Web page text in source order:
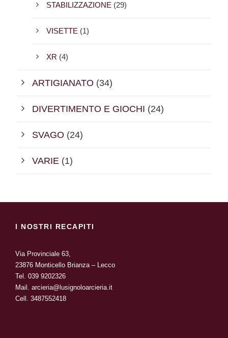
STABILIZZAZIONE (29)
VISETTE (1)
XR (4)
ARTIGIANATO (34)
DIVERTIMENTO E GIOCHI (24)
SVAGO (24)
VARIE (1)
I NOSTRI RECAPITI
Via Provinciale 63,
23876 Monticello Brianza – Lecco
Tel. 039 9202326
Mail. arcieria@lusignoloarcieria.it
Cell. 3487552418